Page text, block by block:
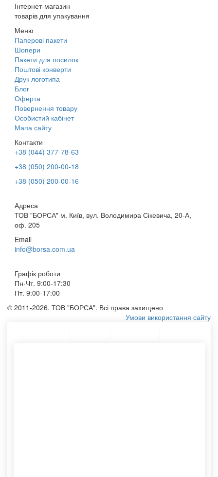
Інтернет-магазин
товарів для упакування
Меню
Паперові пакети
Шопери
Пакети для посилок
Поштові конверти
Друк логотипа
Блог
Оферта
Повернення товару
Особистий кабінет
Мапа сайту
Контакти
+38 (044) 377-78-63
+38 (050) 200-00-18
+38 (050) 200-00-16
Адреса
ТОВ "БОРСА" м. Київ, вул. Володимира Сікевича, 20-А,
оф. 205
Email
info@borsa.com.ua
Графік роботи
Пн-Чт. 9:00-17:30
Пт. 9:00-17:00
© 2011-2026. ТОВ "БОРСА". Всі права захищено
Умови використання сайту